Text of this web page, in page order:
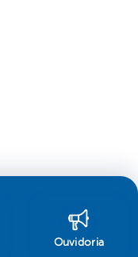
Ouvidoria